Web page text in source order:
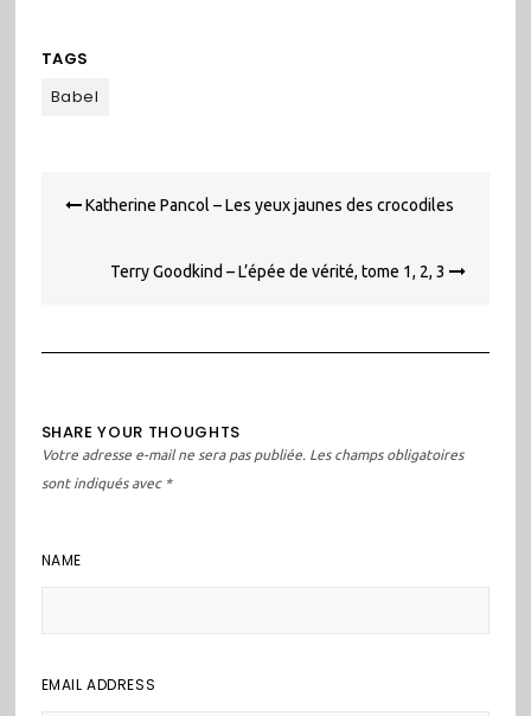
TAGS
Babel
de Katherine Pancol – Les yeux jaunes des crocodiles
Terry Goodkind – L’épée de vérité, tome 1, 2, 3
SHARE YOUR THOUGHTS
Votre adresse e-mail ne sera pas publiée. Les champs obligatoires
sont indiqués avec *
NAME
EMAIL ADDRESS